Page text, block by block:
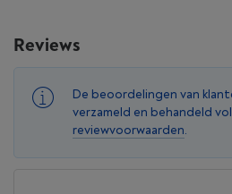
Reviews
De beoordelingen van
verzameld en behandeld
reviewvoorwaarden.